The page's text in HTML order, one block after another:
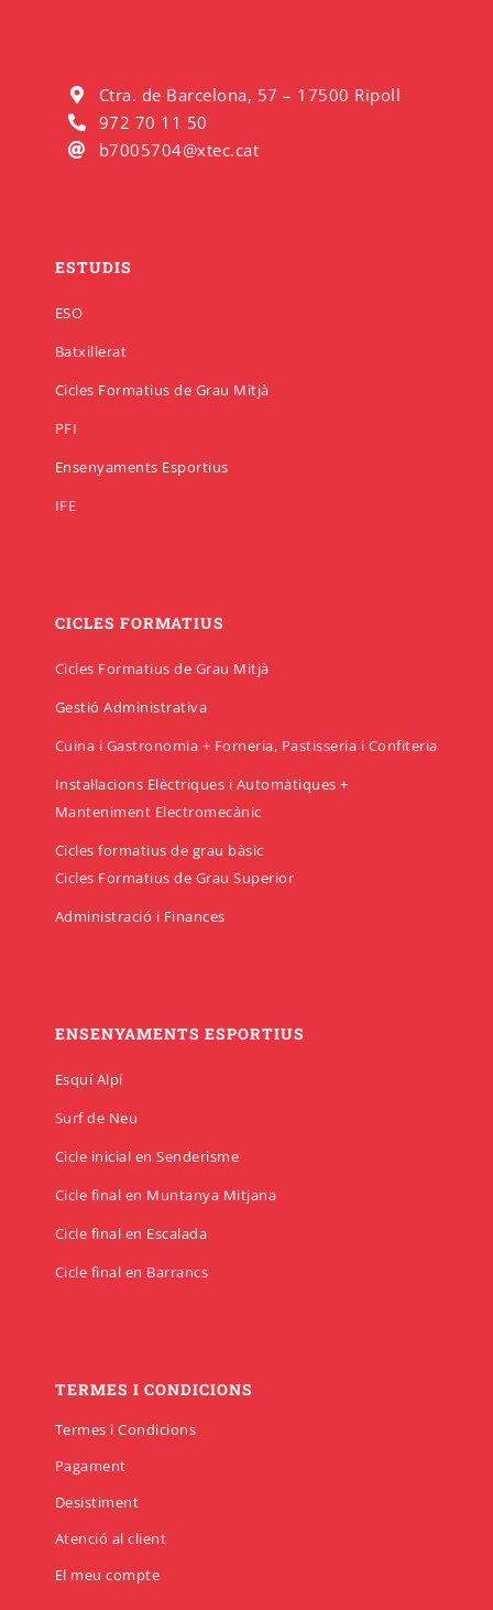
Ctra. de Barcelona, 57 – 17500 Ripoll
972 70 11 50
b7005704@xtec.cat
ESTUDIS
ESO
Batxillerat
Cicles Formatius de Grau Mitjà
PFI
Ensenyaments Esportius
IFE
CICLES FORMATIUS
Cicles Formatius de Grau Mitjà
Gestió Administrativa
Cuina i Gastronomia + Forneria, Pastisseria i Confiteria
Instal·lacions Elèctriques i Automàtiques +
Manteniment Electromecànic
Cicles formatius de grau bàsic
Cicles Formatius de Grau Superior
Administració i Finances
ENSENYAMENTS ESPORTIUS
Esquí Alpí
Surf de Neu
Cicle inicial en Senderisme
Cicle final en Muntanya Mitjana
Cicle final en Escalada
Cicle final en Barrancs
TERMES I CONDICIONS
Termes i Condicions
Pagament
Desistiment
Atenció al client
El meu compte